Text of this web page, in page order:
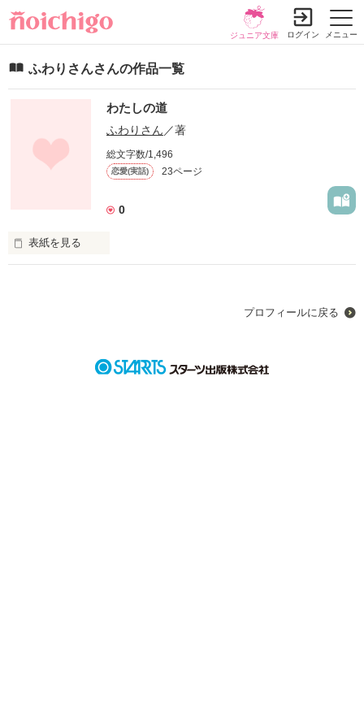
メニュー
ジュニア文庫 ログイン
ふわりさんさんの作品一覧
わたしの道
ふわりさん ／著
総文字数/1,496
恋愛(実話) 23ページ
0
表紙を見る
プロフィールに戻る